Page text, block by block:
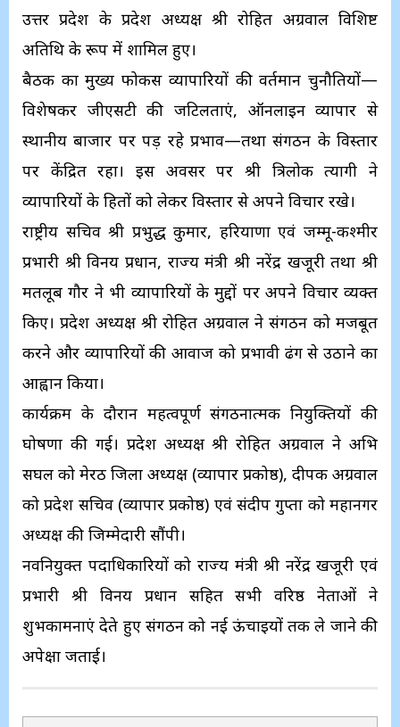
उत्तर प्रदेश के प्रदेश अध्यक्ष श्री रोहित अग्रवाल विशिष्ट
अतिथि के रूप में शामिल हुए।
बैठक का मुख्य फोकस व्यापारियों की वर्तमान चुनौतियों—
विशेषकर जीएसटी की जटिलताएं, ऑनलाइन व्यापार से
स्थानीय बाजार पर पड़ रहे प्रभाव—तथा संगठन के विस्तार
पर केंद्रित रहा। इस अवसर पर श्री त्रिलोक त्यागी ने
व्यापारियों के हितों को लेकर विस्तार से अपने विचार रखे।
राष्ट्रीय सचिव श्री प्रभुद्ध कुमार, हरियाणा एवं जम्मू-कश्मीर
प्रभारी श्री विनय प्रधान, राज्य मंत्री श्री नरेंद्र खजूरी तथा श्री
मतलूब गौर ने भी व्यापारियों के मुद्दों पर अपने विचार व्यक्त
किए। प्रदेश अध्यक्ष श्री रोहित अग्रवाल ने संगठन को मजबूत
करने और व्यापारियों की आवाज को प्रभावी ढंग से उठाने का
आह्वान किया।
कार्यक्रम के दौरान महत्वपूर्ण संगठनात्मक नियुक्तियों की
घोषणा की गई। प्रदेश अध्यक्ष श्री रोहित अग्रवाल ने अभि
सिंघल को मेरठ जिला अध्यक्ष (व्यापार प्रकोष्ठ), दीपक अग्रवाल
को प्रदेश सचिव (व्यापार प्रकोष्ठ) एवं संदीप गुप्ता को महानगर
अध्यक्ष की जिम्मेदारी सौंपी।
नवनियुक्त पदाधिकारियों को राज्य मंत्री श्री नरेंद्र खजूरी एवं
प्रभारी श्री विनय प्रधान सहित सभी वरिष्ठ नेताओं ने
शुभकामनाएं देते हुए संगठन को नई ऊंचाइयों तक ले जाने की
अपेक्षा जताई।